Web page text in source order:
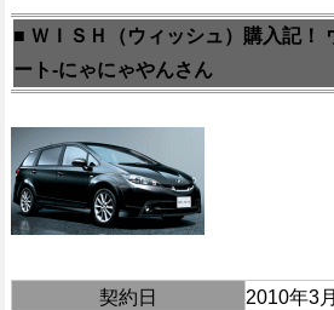
■ ＷＩＳＨ（ウィッシュ）購入記！
ート-にゃにゃやんさん
契約日
2010年3月